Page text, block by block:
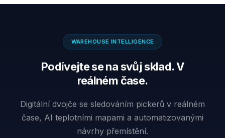
WAREHOUSE INTELLIGENCE
Podívejte se na svůj sklad. V
reálném čase.
Digitální dvojče se sledováním pickerů v reálném
čase, AI teplotními mapami a automatizovanými
návrhy přemístění.